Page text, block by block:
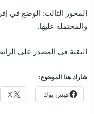
المحور الثالث: الوضع في
والمحتملة عليها.
البقية في المصدر على
شارك هذا الموضوع:
فيس بوك X